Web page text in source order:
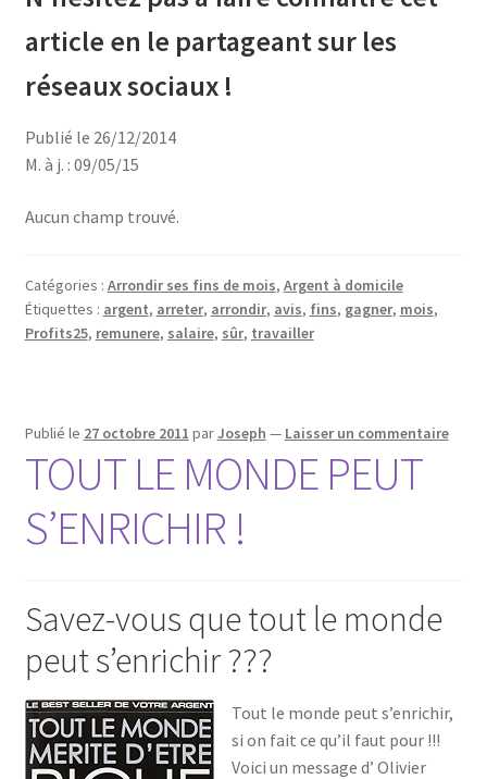
article en le partageant sur les
réseaux sociaux !
Publié le 26/12/2014
M. à j. : 09/05/15
Aucun champ trouvé.
Catégories : Arrondir ses fins de mois, Argent à domicile
Étiquettes : argent, arreter, arrondir, avis, fins, gagner, mois,
Profits25, remunere, salaire, sûr, travailler
Publié le 27 octobre 2011 parJoseph — Laisser un commentaire
TOUT LE MONDE PEUT
S’ENRICHIR !
Savez-vous que tout le monde
peut s’enrichir ???
Tout le monde peut s’enrichir,
si on fait ce qu’il faut pour !!!
Voici un message d’ Olivier